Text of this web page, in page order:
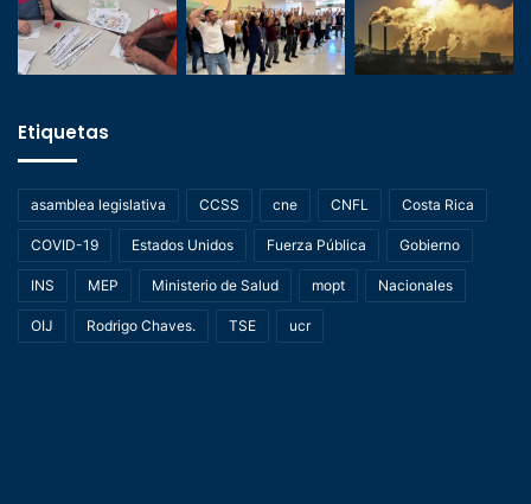
Etiquetas
asamblea legislativa CCSS cne CNFL Costa Rica
COVID-19 Estados Unidos Fuerza Pública Gobierno
INS MEP Ministerio de Salud mopt Nacionales
OIJ Rodrigo Chaves. TSE ucr